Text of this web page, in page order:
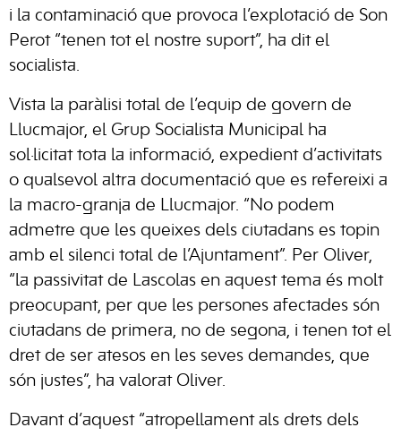
i la contaminació que provoca l’explotació de Son
Perot “tenen tot el nostre suport”, ha dit el
socialista.
Vista la paràlisi total de l’equip de govern de
Llucmajor, el Grup Socialista Municipal ha
sol·licitat tota la informació, expedient d’activitats
o qualsevol altra documentació que es refereixi a
la macro-granja de Llucmajor. “No podem
admetre que les queixes dels ciutadans es topin
amb el silenci total de l’Ajuntament”. Per Oliver,
“la passivitat de Lascolas en aquest tema és molt
preocupant, per que les persones afectades són
ciutadans de primera, no de segona, i tenen tot el
dret de ser atesos en les seves demandes, que
són justes”, ha valorat Oliver.
Davant d’aquest “atropellament als drets dels